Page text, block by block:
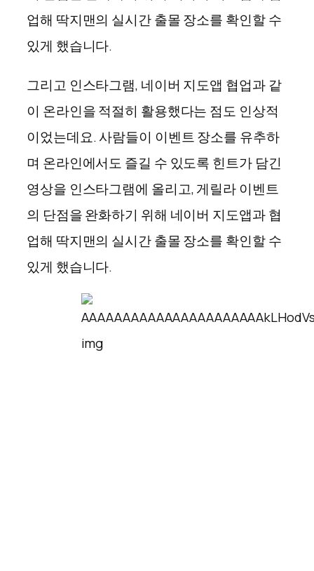
업해 딱지맨의 실시간 출몰 장소를 확인할 수
있게 했습니다.
그리고 인스타그램, 네이버 지도앱 협업과 같
이 온라인을 적절히 활용했다는 점도 인상적
이었는데요. 사람들이 이벤트 장소를 유추하
며 온라인에서도 즐길 수 있도록 힌트가 담긴
영상을 인스타그램에 올리고, 게릴라 이벤트
의 단점을 완화하기 위해 네이버 지도앱과 협
업해 딱지맨의 실시간 출몰 장소를 확인할 수
있게 했습니다.